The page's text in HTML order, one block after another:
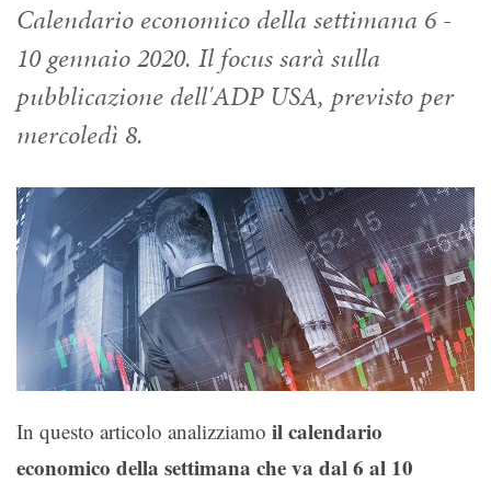
Calendario economico della settimana 6 -
10 gennaio 2020. Il focus sarà sulla
pubblicazione dell'ADP USA, previsto per
mercoledì 8.
In questo articolo analizziamo il calendario
economico della settimana che va dal 6 al 10